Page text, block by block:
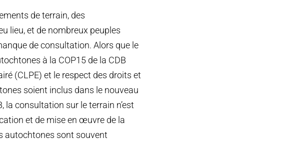
de terrain, des
lieu, et de nombreux peuples
de consultation. Alors que le
à la COP15 de la CDB
(CLPE) et le respect des droits et
soient inclus dans le nouveau
la consultation sur le terrain n’est
et de mise en œuvre de la
autochtones sont souvent